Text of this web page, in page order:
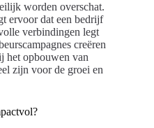
worden overschat.
ervoor dat een bedrijf
verbindingen legt
creëren
het opbouwen van
zijn voor de groei en